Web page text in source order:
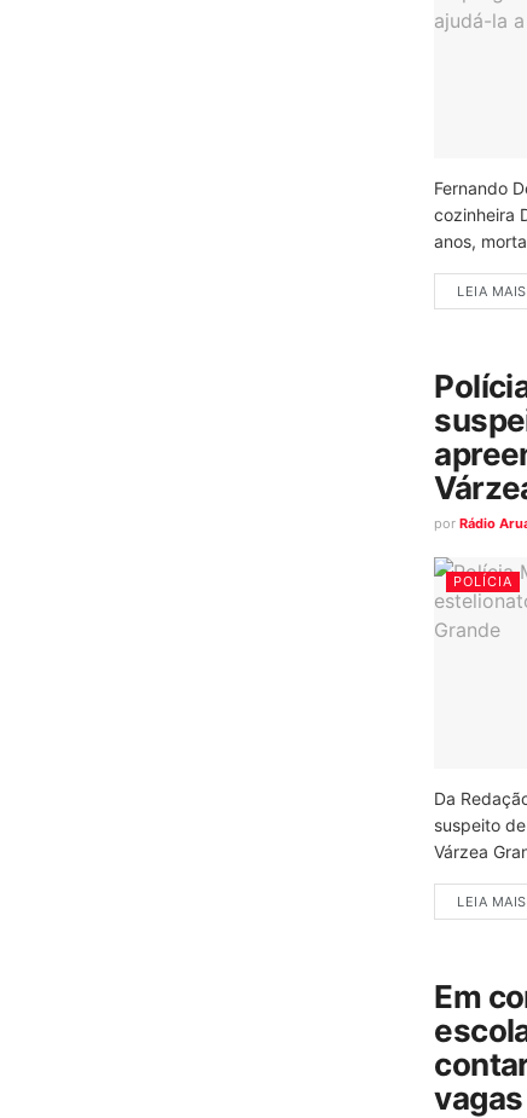
Fernando
cozinheira
anos,
LEIA MAIS
por Rádio
POLÍCIA
Da
suspeito
Várzea
LEIA MAIS
Em
vagas